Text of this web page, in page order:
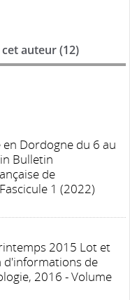
auteur (12)
Dordogne du 6 au
in Bulletin
de
1 (2022)
2015 Lot et
d'informations de
2016 - Volume